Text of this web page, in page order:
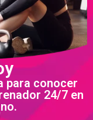
para conocer
24/7 en